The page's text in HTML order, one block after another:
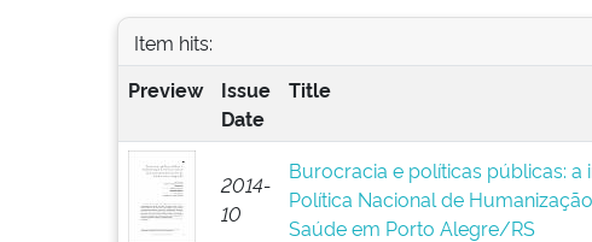
Item hits:
Preview
Issue
Date
Title
2014-
10
Burocracia e políticas públicas: a
Política Nacional de
Saúde em Porto Alegre/RS